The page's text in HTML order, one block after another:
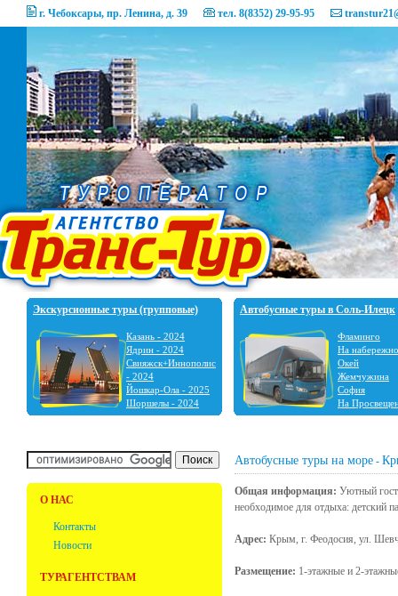
г. Чебоксары, пр. Ленина, д. 39 тел. 8(8352) 29-95-95
Экскурсионные туры (групповые)
Казань - 2024
Ядрин - 2024
Свияжск+Иннополис
- 2024
Йошкар-Ола - 2025
Шоршелы - 2024
Шальтямы - 2024
2023
Ульяновск - 2023
Фабрика ёлочных
Автобусные туры в Соль-Илецк
Фламинго
На
Окей
Жемчужина
София
На
О НАС
Контакты
Новости
ТУРАГЕНТСТВАМ
Автобусные туры на море -
Общая информация: Уютный
необходимое для отдыха: детский
Адрес: Крым, г. Феодосия, ул.
Размещение: 1-этажные и 2-